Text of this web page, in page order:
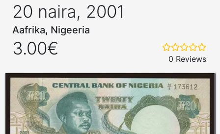
20 naira, 2001
Aafrika, Nigeeria
3.00€
0 Reviews